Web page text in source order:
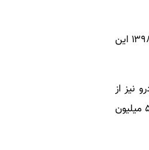
پژو ۲۰۰۸ مدل ۱۳۹۹ دیروز از ۲ میلیارد و ۱۰۰ میلیون تومان به ۲ میلیارد و ۱۵۰ میلیون تومان رسیده‌است و مدل ۱۳۹۸ این
میلیون تومان رسیده‌است و مدل ۱۳۹۹ این خودرو نیز از
۴۲۵ میلیون تومان به ۴۳۵ میلیون تومان رسیده‌است و پژو ۲۰۶ تیپ ۵ مدل ۱۳۹۹ نیز از ۵۰۰ میلیون تومان به ۵۱۰ میلیون